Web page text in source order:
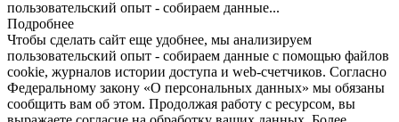
пользовательский опыт - собираем данные...
Подробнее
Чтобы сделать сайт еще удобнее, мы анализируем
пользовательский опыт - собираем данные с помощью файлов
cookie, журналов истории доступа и web-счетчиков. Согласно
Федеральному закону «О персональных данных» мы обязаны
сообщить вам об этом. Продолжая работу с ресурсом, вы